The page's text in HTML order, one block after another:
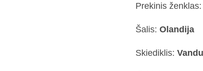
Prekinis ženklas:
Šalis: Olandija
Skiediklis: